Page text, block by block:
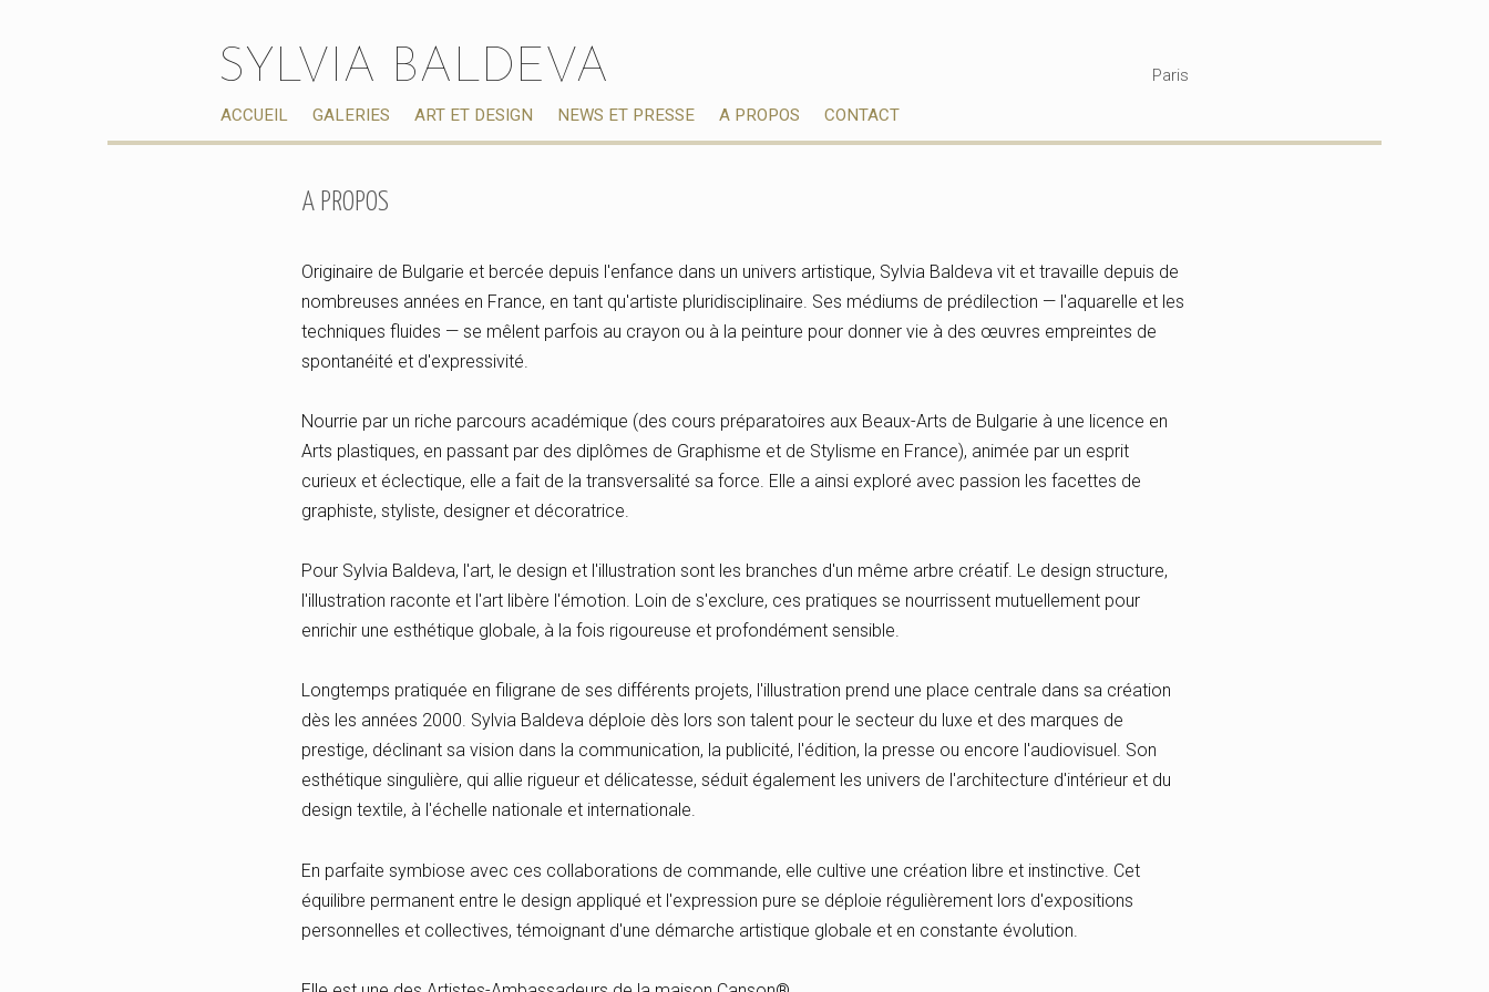
SYLVIA BALDEVA
Paris
ACCUEIL
GALERIES ART ET DESIGN NEWS ET PRESSE A PROPOS CONTACT
A PROPOS
Originaire de Bulgarie et bercée depuis l'enfance dans un univers artistique, Sylvia Baldeva vit et travaille depuis de
nombreuses années en France, en tant qu'artiste pluridisciplinaire. Ses médiums de prédilection — l'aquarelle et les
techniques fluides — se mêlent parfois au crayon ou à la peinture pour donner vie à des œuvres empreintes de
spontanéité et d'expressivité.
Nourrie par un riche parcours académique (des cours préparatoires aux Beaux-Arts de Bulgarie à une licence en
Arts plastiques, en passant par des diplômes de Graphisme et de Stylisme en France), animée par un esprit
curieux et éclectique, elle a fait de la transversalité sa force. Elle a ainsi exploré avec passion les facettes de
graphiste, styliste, designer et décoratrice.
Pour Sylvia Baldeva, l'art, le design et l'illustration sont les branches d'un même arbre créatif. Le design structure,
l'illustration raconte et l'art libère l'émotion. Loin de s'exclure, ces pratiques se nourrissent mutuellement pour
enrichir une esthétique globale, à la fois rigoureuse et profondément sensible.
Longtemps pratiquée en filigrane de ses différents projets, l'illustration prend une place centrale dans sa création
dès les années 2000. Sylvia Baldeva déploie dès lors son talent pour le secteur du luxe et des marques de
prestige, déclinant sa vision dans la communication, la publicité, l'édition, la presse ou encore l'audiovisuel. Son
esthétique singulière, qui allie rigueur et délicatesse, séduit également les univers de l'architecture d'intérieur et du
design textile, à l'échelle nationale et internationale.
En parfaite symbiose avec ces collaborations de commande, elle cultive une création libre et instinctive. Cet
équilibre permanent entre le design appliqué et l'expression pure se déploie régulièrement lors d'expositions
personnelles et collectives, témoignant d'une démarche artistique globale et en constante évolution.